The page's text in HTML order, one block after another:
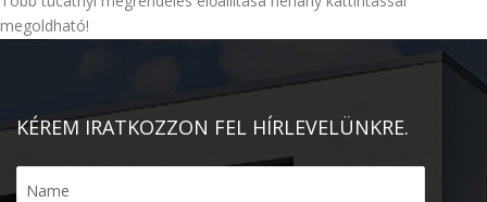
megoldható!
KÉREM IRATKOZZON FEL HÍRLEVELÜNKRE.